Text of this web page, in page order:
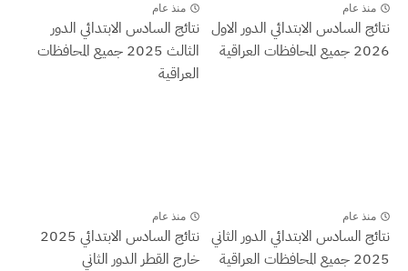
منذ عام
نتائج السادس الابتدائي الدور الاول
2026 جميع المحافظات العراقية
منذ عام
نتائج السادس الابتدائي الدور
الثالث 2025 جميع المحافظات
العراقية
منذ عام
نتائج السادس الابتدائي الدور الثاني
2025 جميع المحافظات العراقية
منذ عام
نتائج السادس الابتدائي 2025
خارج القطر الدور الثاني